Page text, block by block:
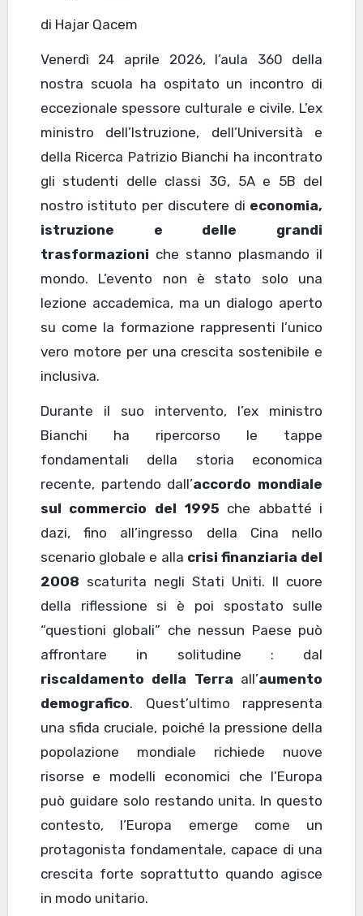
di Hajar Qacem
Venerdì 24 aprile 2026, l’aula 360 della
nostra scuola ha ospitato un incontro di
eccezionale spessore culturale e civile. L’ex
ministro dell’Istruzione, dell’Università e
della Ricerca Patrizio Bianchi ha incontrato
gli studenti delle classi 3G, 5A e 5B del
nostro istituto per discutere di economia,
istruzione e delle grandi
trasformazioni che stanno plasmando il
mondo. L’evento non è stato solo una
lezione accademica, ma un dialogo aperto
su come la formazione rappresenti l’unico
vero motore per una crescita sostenibile e
inclusiva.
Durante il suo intervento, l’ex ministro
Bianchi ha ripercorso le tappe
fondamentali della storia economica
recente, partendo dall’accordo mondiale
sul commercio del 1995 che abbatté i
dazi, fino all’ingresso della Cina nello
scenario globale e alla crisi finanziaria del
2008 scaturita negli Stati Uniti. Il cuore
della riflessione si è poi spostato sulle
“questioni globali” che nessun Paese può
affrontare in solitudine : dal
riscaldamento della Terra all’aumento
demografico. Quest’ultimo rappresenta
una sfida cruciale, poiché la pressione della
popolazione mondiale richiede nuove
risorse e modelli economici che l’Europa
può guidare solo restando unita. In questo
contesto, l’Europa emerge come un
protagonista fondamentale, capace di una
crescita forte soprattutto quando agisce
in modo unitario.